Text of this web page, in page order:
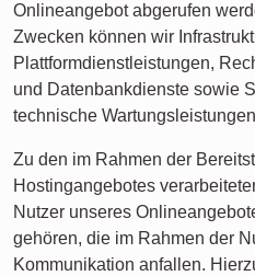
Onlineangebot abgerufen
Zwecken können wir
Plattformdienstleistungen,
und Datenbankdienste sowie
technische
Zu den im Rahmen der
Hostingangebotes
Nutzer unseres
gehören, die im Rahmen der
Kommunikation anfallen.